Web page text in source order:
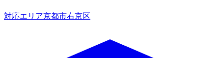
対応エリア京都市右京区